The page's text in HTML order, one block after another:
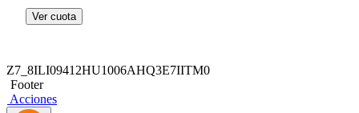
Ver cuota
Z7_8ILI09412HU1006AHQ3E7IITM0
Footer
Acciones